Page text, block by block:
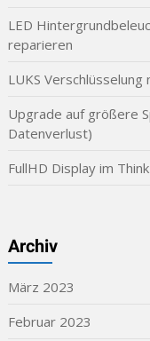
LED
reparieren
LUKS
Upgrade auf größere
Datenverlust)
FullHD Display im
Archiv
März 2023
Februar 2023